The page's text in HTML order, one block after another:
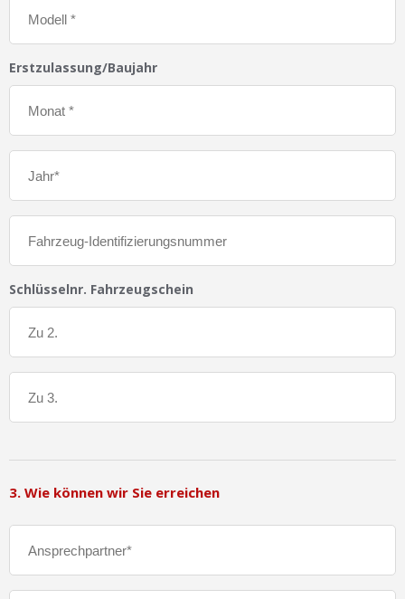
Erstzulassung/Baujahr
Schlüsselnr. Fahrzeugschein
3. Wie können wir Sie erreichen